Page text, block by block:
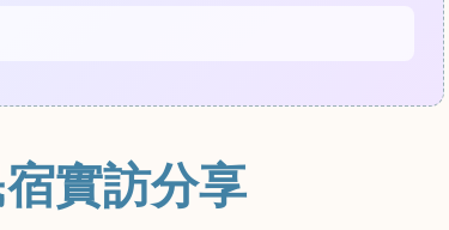
實訪分享